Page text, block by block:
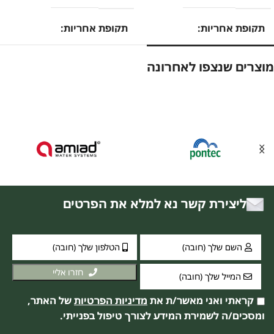
תקופת אחריות תקופת אחריות
מוצרים שנצפו לאחרונה
ליצירת קשר נא למלא את הפרטים
חזרו אליי
קראתי ואני מאשר/ת את מדיניות הפרטיות של האתר,
ומסכים/ה לשמירת המידע לצורך טיפול בפנייתי.